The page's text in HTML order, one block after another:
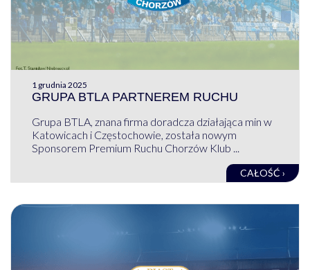
1 grudnia 2025
GRUPA BTLA PARTNEREM RUCHU
Grupa BTLA, znana firma doradcza działająca min w
Katowicach i Częstochowie, została nowym
Sponsorem Premium Ruchu Chorzów Klub ...
CAŁOŚĆ ›